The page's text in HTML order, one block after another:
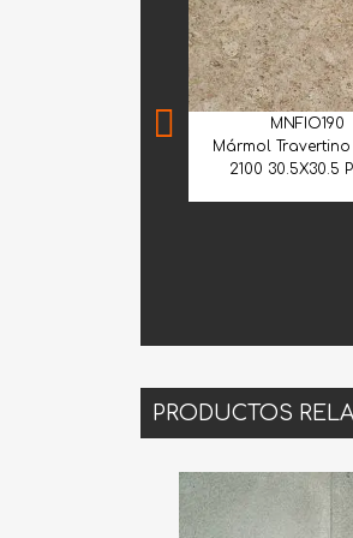
MNFIO190
Mármol
2100 30.5X30.5
PRODUCTOS